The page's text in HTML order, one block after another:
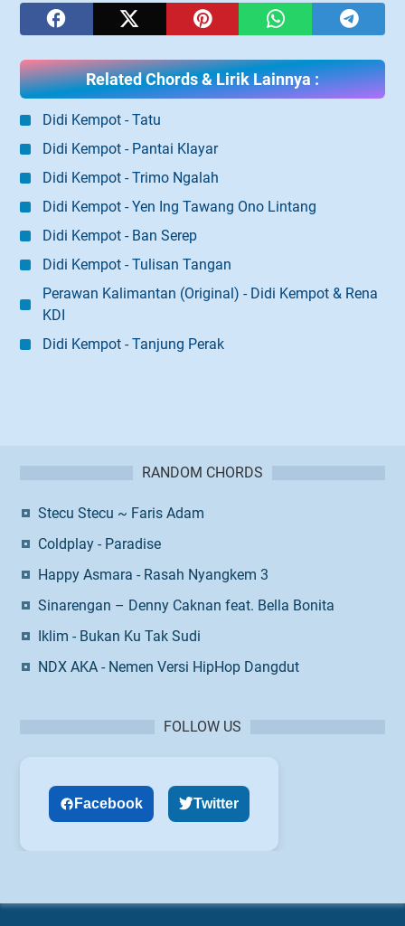
Related Chords & Lirik Lainnya :
Didi Kempot - Tatu
Didi Kempot - Pantai Klayar
Didi Kempot - Trimo Ngalah
Didi Kempot - Yen Ing Tawang Ono Lintang
Didi Kempot - Ban Serep
Didi Kempot - Tulisan Tangan
Perawan Kalimantan (Original) - Didi Kempot & Rena
KDI
Didi Kempot - Tanjung Perak
RANDOM CHORDS
Stecu Stecu ~ Faris Adam
Coldplay - Paradise
Happy Asmara - Rasah Nyangkem 3
Sinarengan – Denny Caknan feat. Bella Bonita
Iklim - Bukan Ku Tak Sudi
NDX AKA - Nemen Versi HipHop Dangdut
FOLLOW US
Facebook Twitter